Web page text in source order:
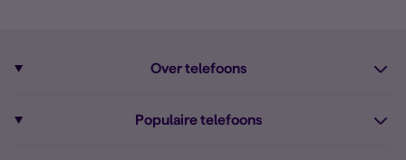
Over telefoons
Populaire telefoons